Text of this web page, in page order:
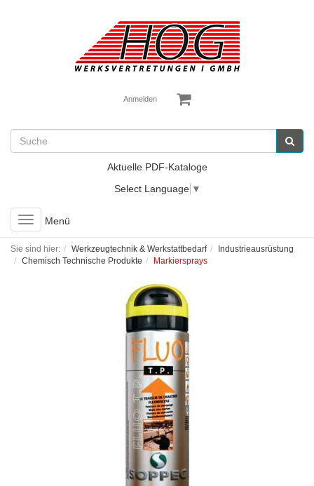
Anmelden
Aktuelle PDF-Kataloge
Select Language ▼
Toggle
navigation
Menü
Sie sind hier: Werkzeugtechnik & Werkstattbedarf
Industrieausrüstung
Chemisch Technische Produkte
Markiersprays